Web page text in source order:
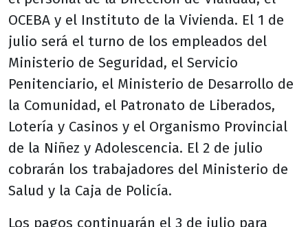
OCEBA y el Instituto de la Vivienda. El 1 de
julio será el turno de los empleados del
Ministerio de Seguridad, el Servicio
Penitenciario, el Ministerio de Desarrollo de
la Comunidad, el Patronato de Liberados,
Lotería y Casinos y el Organismo Provincial
de la Niñez y Adolescencia. El 2 de julio
cobrarán los trabajadores del Ministerio de
Salud y la Caja de Policía.
Los pagos continuarán el 3 de julio para